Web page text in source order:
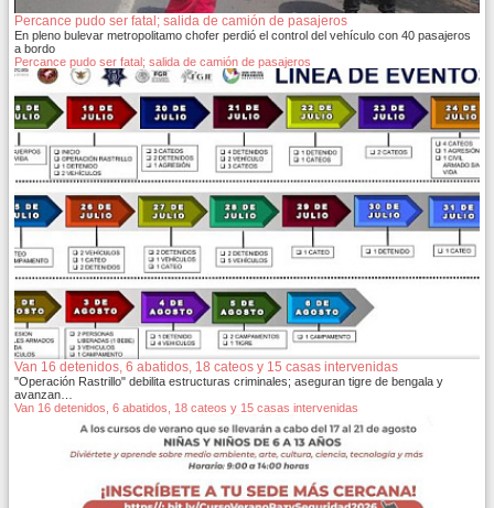
Percance pudo ser fatal; salida de camión de pasajeros
En pleno bulevar metropolitamo chofer perdió el control del vehículo con 40 pasajeros
a bordo
Percance pudo ser fatal; salida de camión de pasajeros
Van 16 detenidos, 6 abatidos, 18 cateos y 15 casas intervenidas
"Operación Rastrillo" debilita estructuras criminales; aseguran tigre de bengala y
avanzan…
Van 16 detenidos, 6 abatidos, 18 cateos y 15 casas intervenidas